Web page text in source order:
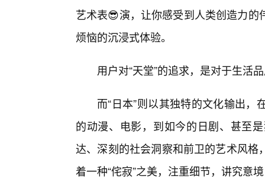
艺术表😎演，让你感受到人类创造力
烦恼的沉浸式体验。
用户对“天堂”的追求，是对于生活
而“日本”则以其独特的文化输出
的动漫、电影，到如今的日剧、甚至
达、深刻的社会洞察和前卫的艺术风
着一种“侘寂”之美，注重细节，讲究意